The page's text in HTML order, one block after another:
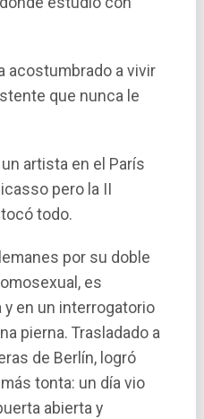
acostumbrado a vivir
que nunca le
artista en el Parí­s
pero la II
todo.
por su doble
es
y en un interrogatorio
pierna. Trasladado a
de Berlí­n, logró
tonta: un día vio
abierta y